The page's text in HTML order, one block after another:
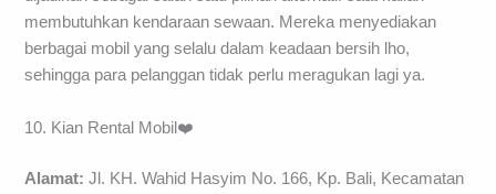
membutuhkan kendaraan sewaan. Mereka menyediakan
berbagai mobil yang selalu dalam keadaan bersih lho,
sehingga para pelanggan tidak perlu meragukan lagi ya.
10. Kian Rental Mobil❤️
Alamat:Jl. KH. Wahid Hasyim No. 166, Kp. Bali, Kecamatan